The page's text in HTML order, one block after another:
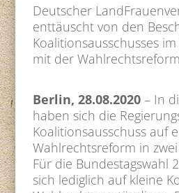
Deutscher
enttäuscht von den
Koalitionsausschusses
mit der Wahlrechtsreform
Berlin, 28.08.2020 – In
haben sich die
Koalitionsausschuss auf
Wahlrechtsreform in
Für die Bundestagswahl
sich lediglich auf kleine